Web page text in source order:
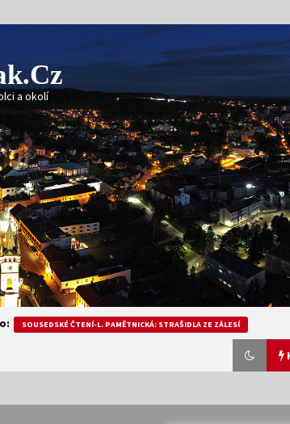
a okolí
SOUSEDSKÉ ČTENÍ-L. PAMĚTNICKÁ: STRAŠIDLA ZE ZÁLESÍ